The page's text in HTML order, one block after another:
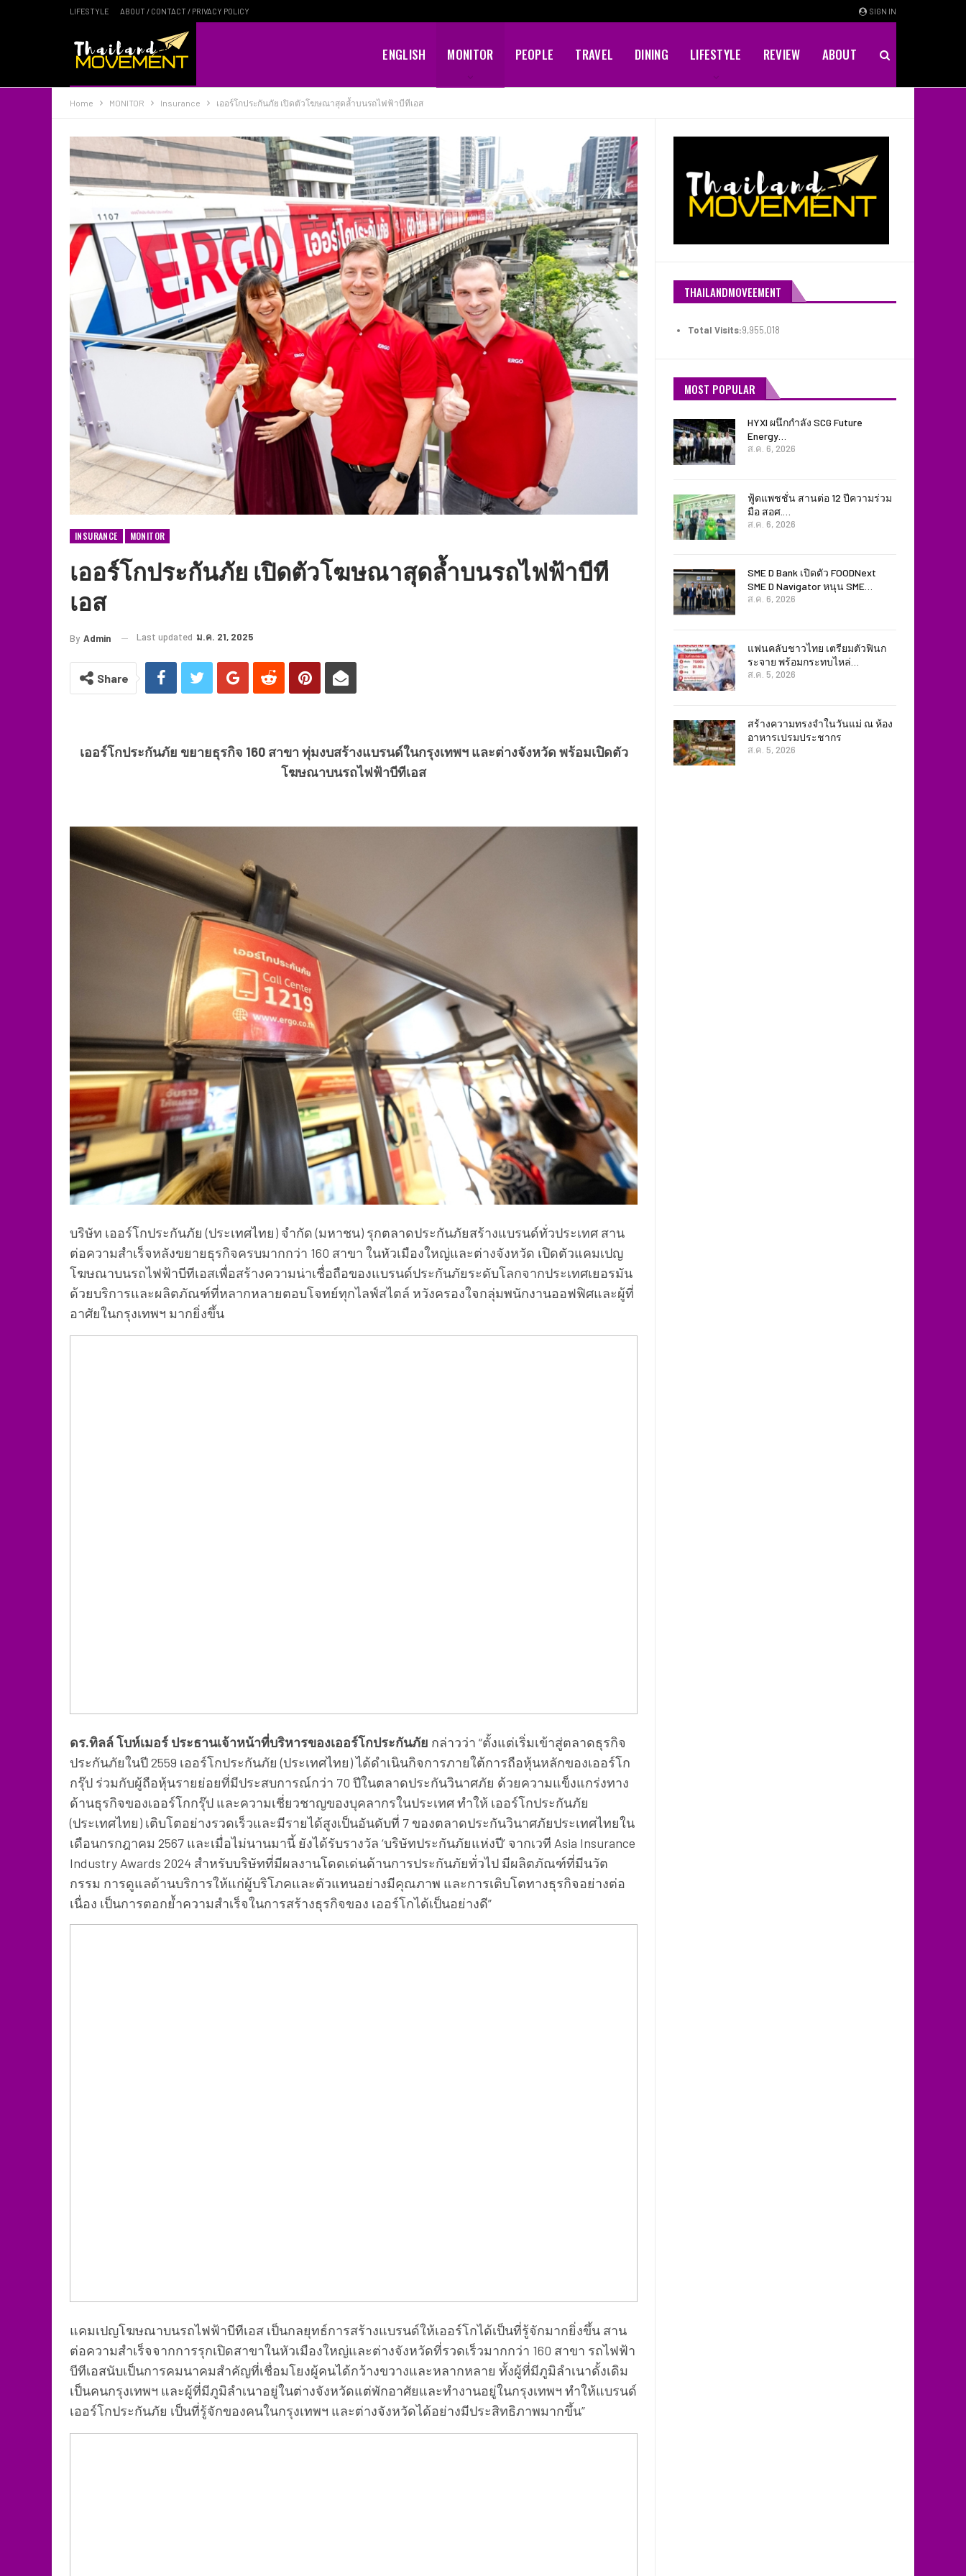
SIGN IN
LIFESTYLE ABOUT / CONTACT / PRIVACY POLICY
ENGLISH MONITOR PEOPLE TRAVEL DINING LIFESTYLE REVIEW ABOUT
Home MONITOR Insurance​ เออร์โกประกันภัย เปิดตัวโฆษณาสุดล้ำบนรถไฟฟ้าบีทีเอส
INSURANCE​ MONITOR
เออร์โกประกันภัย เปิดตัวโฆษณาสุดล้ำบนรถไฟฟ้าบีที
เอส
By Admin Last updated ม.ค. 21, 2025
Share
เออร์โกประกันภัย ขยายธุรกิจ 160 สาขา ทุ่มงบสร้างแบรนด์ในกรุงเทพฯ และต่างจังหวัด พร้อมเปิดตัว
โฆษณาบนรถไฟฟ้าบีทีเอส
บริษัท เออร์โกประกันภัย (ประเทศไทย) จำกัด (มหาชน) รุกตลาดประกันภัยสร้างแบรนด์ทั่วประเทศ สาน
ต่อความสำเร็จหลังขยายธุรกิจครบมากกว่า 160 สาขา ในหัวเมืองใหญ่และต่างจังหวัด เปิดตัวแคมเปญ
โฆษณาบนรถไฟฟ้าบีทีเอสเพื่อสร้างความน่าเชื่อถือของแบรนด์ประกันภัยระดับโลกจากประเทศเยอรมัน
ด้วยบริการและผลิตภัณฑ์ที่หลากหลายตอบโจทย์ทุกไลฟ์สไตล์ หวังครองใจกลุ่มพนักงานออฟฟิศและผู้ที่
อาศัยในกรุงเทพฯ มากยิ่งขึ้น
ดร.ทิลล์ โบห์เมอร์ ประธานเจ้าหน้าที่บริหารของเออร์โกประกันภัย กล่าวว่า “ตั้งแต่เริ่มเข้าสู่ตลาดธุรกิจ
ประกันภัยในปี 2559 เออร์โกประกันภัย (ประเทศไทย) ได้ดำเนินกิจการภายใต้การถือหุ้นหลักของเออร์โก
กรุ๊ป ร่วมกับผู้ถือหุ้นรายย่อยที่มีประสบการณ์กว่า 70 ปีในตลาดประกันวินาศภัย ด้วยความแข็งแกร่งทาง
ด้านธุรกิจของเออร์โกกรุ๊ป และความเชี่ยวชาญของบุคลากรในประเทศ ทำให้ เออร์โกประกันภัย
(ประเทศไทย) เติบโตอย่างรวดเร็วและมีรายได้สูงเป็นอันดับที่ 7 ของตลาดประกันวินาศภัยประเทศไทยใน
เดือนกรกฎาคม 2567 และเมื่อไม่นานมานี้ ยังได้รับรางวัล ‘บริษัทประกันภัยแห่งปี’ จากเวที Asia Insurance
Industry Awards 2024 สำหรับบริษัทที่มีผลงานโดดเด่นด้านการประกันภัยทั่วไป มีผลิตภัณฑ์ที่มีนวัต
กรรม การดูแลด้านบริการให้แก่ผู้บริโภคและตัวแทนอย่างมีคุณภาพ และการเติบโตทางธุรกิจอย่างต่อ
เนื่อง เป็นการตอกย้ำความสำเร็จในการสร้างธุรกิจของ เออร์โกได้เป็นอย่างดี”
แคมเปญโฆษณาบนรถไฟฟ้าบีทีเอส เป็นกลยุทธ์การสร้างแบรนด์ให้เออร์โกได้เป็นที่รู้จักมากยิ่งขึ้น สาน
ต่อความสำเร็จจากการรุกเปิดสาขาในหัวเมืองใหญ่และต่างจังหวัดที่รวดเร็วมากกว่า 160 สาขา รถไฟฟ้า
บีทีเอสนับเป็นการคมนาคมสำคัญที่เชื่อมโยงผู้คนได้กว้างขวางและหลากหลาย ทั้งผู้ที่มีภูมิลำเนาดั้งเดิม
เป็นคนกรุงเทพฯ และผู้ที่มีภูมิลำเนาอยู่ในต่างจังหวัดแต่พักอาศัยและทำงานอยู่ในกรุงเทพฯ ทำให้แบรนด์
เออร์โกประกันภัย เป็นที่รู้จักของคนในกรุงเทพฯ และต่างจังหวัดได้อย่างมีประสิทธิภาพมากขึ้น”
THAILANDMOVEEMENT
Total Visits:9,955,018
MOST POPULAR
HYXI ผนึกกำลัง SCG Future
Energy…
ส.ค. 6, 2026
ฟู้ดแพชชั่น สานต่อ 12 ปีความร่วม
มือ สอศ.…
ส.ค. 6, 2026
SME D Bank เปิดตัว FOODNext
SME D Navigator หนุน SME…
ส.ค. 6, 2026
แฟนคลับชาวไทย เตรียมตัวฟินก
ระจาย พร้อมกระทบไหล่…
ส.ค. 5, 2026
สร้างความทรงจำในวันแม่ ณ ห้อง
อาหารเปรมประชากร
ส.ค. 5, 2026